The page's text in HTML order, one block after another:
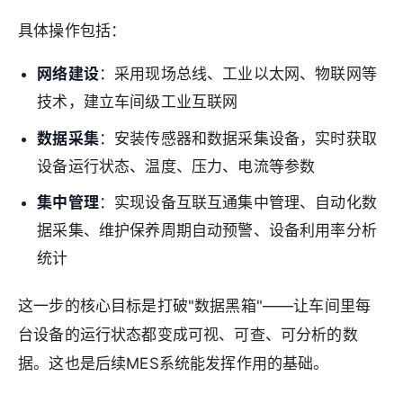
具体操作包括：
网络建设：采用现场总线、工业以太网、物联网等
技术，建立车间级工业互联网
数据采集：安装传感器和数据采集设备，实时获取
设备运行状态、温度、压力、电流等参数
集中管理：实现设备互联互通集中管理、自动化数
据采集、维护保养周期自动预警、设备利用率分析
统计
这一步的核心目标是打破"数据黑箱"——让车间里每
台设备的运行状态都变成可视、可查、可分析的数
据。这也是后续MES系统能发挥作用的基础。